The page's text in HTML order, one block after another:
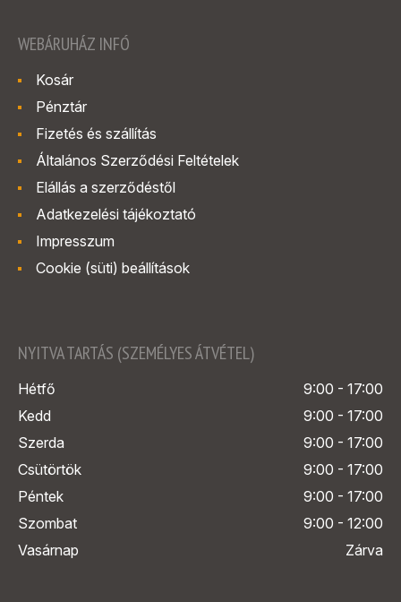
WEBÁRUHÁZ INFÓ
Kosár
Pénztár
Fizetés és szállítás
Általános Szerződési Feltételek
Elállás a szerződéstől
Adatkezelési tájékoztató
Impresszum
Cookie (süti) beállítások
NYITVA TARTÁS (SZEMÉLYES ÁTVÉTEL)
Hétfő
9:00 - 17:00
Kedd
9:00 - 17:00
Szerda
9:00 - 17:00
Csütörtök
9:00 - 17:00
Péntek
9:00 - 17:00
Szombat
9:00 - 12:00
Vasárnap
Zárva